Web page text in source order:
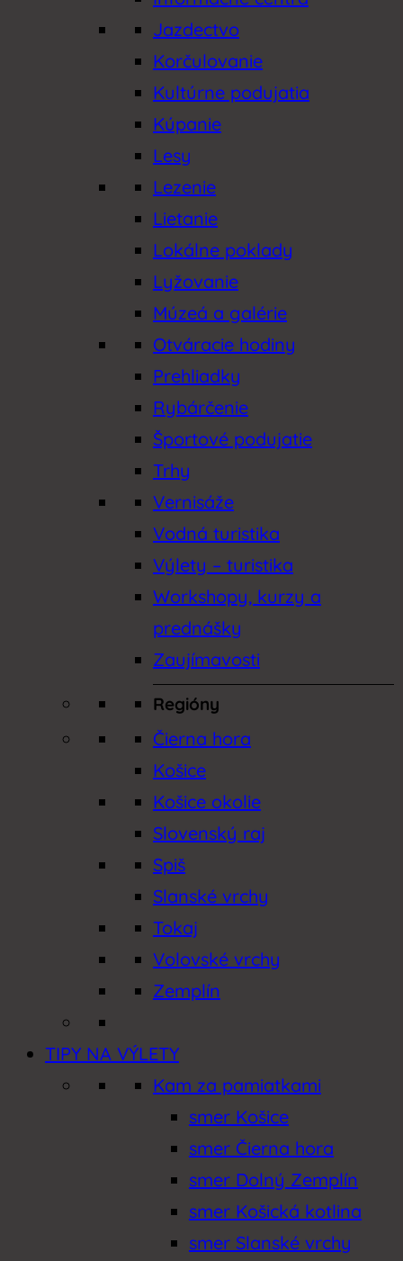
Jazdectvo
Korčulovanie
Kultúrne podujatia
Kúpanie
Lesy
Lezenie
Lietanie
Lokálne poklady
Lyžovanie
Múzeá a galérie
Otváracie hodiny
Prehliadky
Rybárčenie
Športové podujatie
Trhy
Vernisáže
Vodná turistika
Výlety – turistika
Workshopy, kurzy a
prednášky
Zaujímavosti
Regióny
Čierna hora
Košice
Košice okolie
Slovenský raj
Spiš
Slanské vrchy
Tokaj
Volovské vrchy
Zemplín
TIPY NA VÝLETY
Kam za pamiatkami
smer Košice
smer Čierna hora
smer Dolný Zemplín
smer Košická kotlina
smer Slanské vrchy